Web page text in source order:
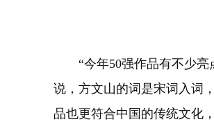
“今年50强作品有不少亮
说，方文山的词是宋词入词
品也更符合中国的传统文化